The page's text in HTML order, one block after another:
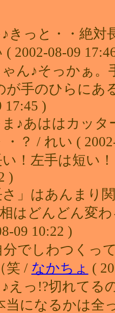
きっと・・絶
( 2002-08-09
ん♪そっかぁ。
が手のひらにあ
17:45 )
♪あははカッタ
？ / れい (
い！左手は短い
)
」はあんまり
相はどんどん
09 10:22 )
分でしわつく
笑 / なかちょ (
えっ!?切れてる
当になるかは全